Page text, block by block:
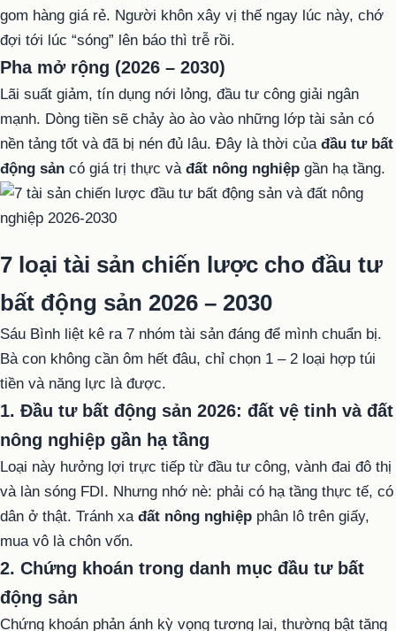
gom hàng giá rẻ. Người khôn xây vị thế ngay lúc này, chớ
đợi tới lúc “sóng” lên báo thì trễ rồi.
Pha mở rộng (2026 – 2030)
Lãi suất giảm, tín dụng nới lỏng, đầu tư công giải ngân
mạnh. Dòng tiền sẽ chảy ào ào vào những lớp tài sản có
nền tảng tốt và đã bị nén đủ lâu. Đây là thời của đầu tư bất
động sản có giá trị thực và đất nông nghiệp gần hạ tầng.
7 loại tài sản chiến lược cho đầu tư
bất động sản 2026 – 2030
Sáu Bình liệt kê ra 7 nhóm tài sản đáng để mình chuẩn bị.
Bà con không cần ôm hết đâu, chỉ chọn 1 – 2 loại hợp túi
tiền và năng lực là được.
1. Đầu tư bất động sản 2026: đất vệ tinh và đất
nông nghiệp gần hạ tầng
Loại này hưởng lợi trực tiếp từ đầu tư công, vành đai đô thị
và làn sóng FDI. Nhưng nhớ nè: phải có hạ tầng thực tế, có
dân ở thật. Tránh xa đất nông nghiệp phân lô trên giấy,
mua vô là chôn vốn.
2. Chứng khoán trong danh mục đầu tư bất
động sản
Chứng khoán phản ánh kỳ vọng tương lai, thường bật tăng